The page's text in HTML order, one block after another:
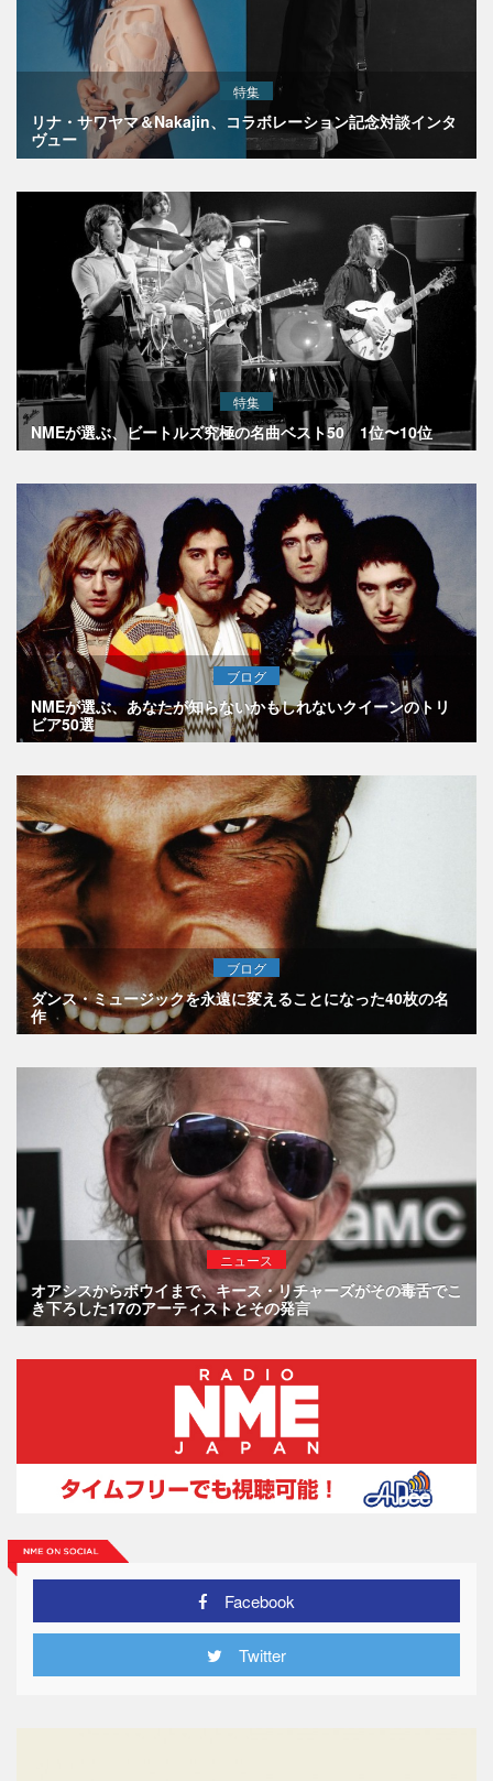
特集
リナ・サワヤマ＆Nakajin、コラボレーション記念対談インタ
ヴュー
特集
NMEが選ぶ、ビートルズ究極の名曲ベスト50 1位〜10位
ブログ
NMEが選ぶ、あなたが知らないかもしれないクイーンのトリ
ビア50選
ブログ
ダンス・ミュージックを永遠に変えることになった40枚の名
作
ニュース
オアシスからボウイまで、キース・リチャーズがその毒舌でこ
き下ろした17のアーティストとその発言
Facebook
Twitter